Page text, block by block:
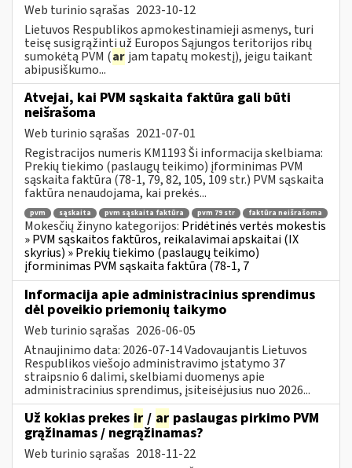
Web turinio sąrašas 2023-10-12
Lietuvos Respublikos apmokestinamieji asmenys, turi
teisę susigrąžinti už Europos Sąjungos teritorijos ribų
sumokėtą PVM (ar jam tapatų mokestį), jeigu taikant
abipusiškumo...
Atvejai, kai PVM sąskaita faktūra gali būti
neišrašoma
Web turinio sąrašas 2021-07-01
Registracijos numeris KM1193 Ši informacija skelbiama:
Prekių tiekimo (paslaugų teikimo) įforminimas PVM
sąskaita faktūra (78-1, 79, 82, 105, 109 str.) PVM sąskaita
faktūra nenaudojama, kai prekės...
pvm sąskaita pvm sąskaita faktūra pvm 79 str faktūra neišrašoma
Mokesčių žinyno kategorijos: Pridėtinės vertės mokestis
» PVM sąskaitos faktūros, reikalavimai apskaitai (IX
skyrius) » Prekių tiekimo (paslaugų teikimo)
įforminimas PVM sąskaita faktūra (78-1, 7
Informacija apie administracinius sprendimus
dėl poveikio priemonių taikymo
Web turinio sąrašas 2026-06-05
Atnaujinimo data: 2026-07-14 Vadovaujantis Lietuvos
Respublikos viešojo administravimo įstatymo 37
straipsnio 6 dalimi, skelbiami duomenys apie
administracinius sprendimus, įsiteisėjusius nuo 2026...
Už kokias prekes ir / ar paslaugas pirkimo PVM
grąžinamas / negrąžinamas?
Web turinio sąrašas 2018-11-22